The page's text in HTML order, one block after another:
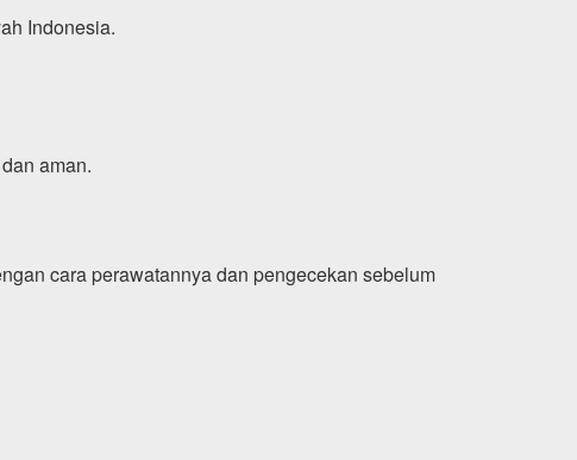
Indonesia.
aman.
cara perawatannya dan pengecekan sebelum